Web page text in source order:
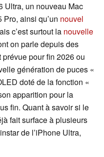
Ultra, un nouveau Mac
Pro, ainsi qu’un nouvel
c’est surtout la nouvelle
on parle depuis des
pour fin 2026 ou
génération de puces «
doté de la fonction «
apparition pour la
fin. Quant à savoir si le
fait surface à plusieurs
de l’iPhone Ultra,